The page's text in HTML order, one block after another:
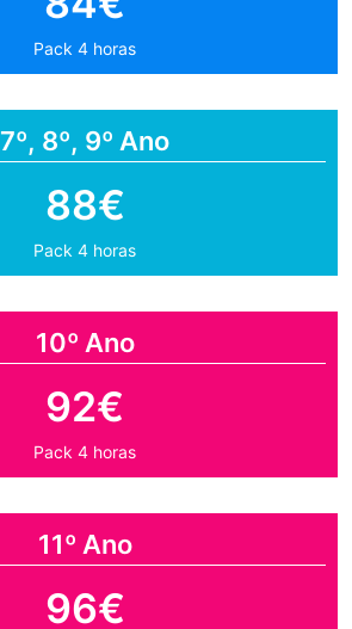
Pack 4 horas
7º, 8º, 9º Ano
88€
Pack 4 horas
10º Ano
92€
Pack 4 horas
11º Ano
96€